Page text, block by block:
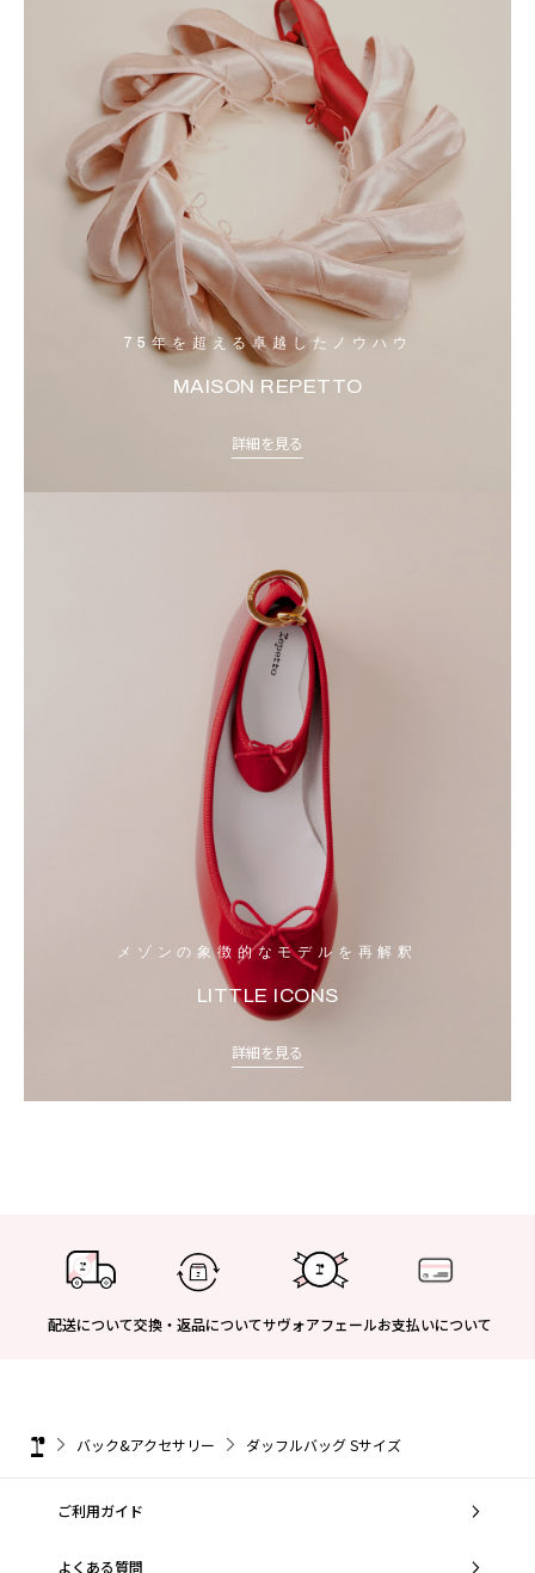
75年を超える卓越したノウハウ
MAISON REPETTO
詳細を見る
メゾンの象徴的なモデルを再解釈
LITTLE ICONS
詳細を見る
配送について交換・返品についてサヴォアフェールお支払いについて
バック&アクセサリー ダッフルバッグ Sサイズ
ご利用ガイド
よくある質問